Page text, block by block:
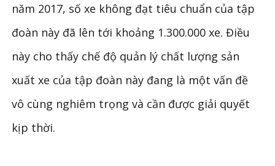
năm 2017, số xe không đạt tiêu chuẩn của tập
đoàn này đã lên tới khoảng 1.300.000 xe. Điều
này cho thấy chế độ quản lý chất lượng sản
xuất xe của tập đoàn này đang là một vấn đề
vô cùng nghiêm trọng và cần được giải quyết
kịp thời.